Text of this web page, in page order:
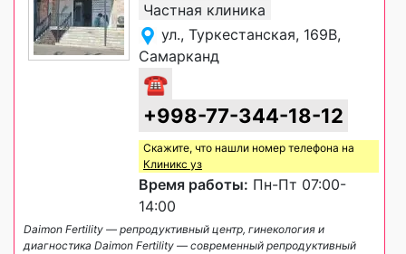
Частная клиника
ул., Туркестанская, 169B,
Самарканд
☎
+998-77-344-18-12
Скажите, что нашли номер телефона на
Клиникс уз
Время работы: Пн-Пт 07:00-
14:00
Daimon Fertility — репродуктивный центр, гинекология и
диагностика Daimon Fertility — современный репродуктивный